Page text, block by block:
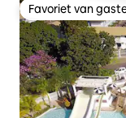
Favoriet van
Favoriet van